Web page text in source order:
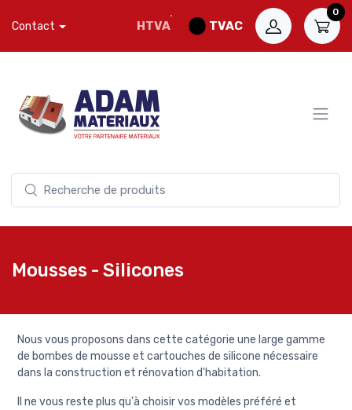
Contact HTVA TVAC
0
Mousses - Silicones
Nous vous proposons dans cette catégorie une large gamme
de bombes de mousse et cartouches de silicone nécessaire
dans la construction et rénovation d'habitation.
Il ne vous reste plus qu'à choisir vos modèles préféré et